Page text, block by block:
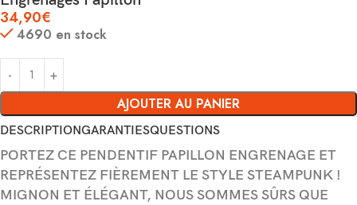
34,90€
4690 en stock
AJOUTER AU PANIER
DESCRIPTIONGARANTIESQUESTIONS
PORTEZ CE PENDENTIF PAPILLON ENGRENAGE ET
REPRÉSENTEZ FIÈREMENT LE STYLE STEAMPUNK !
MIGNON ET ÉLÉGANT, NOUS SOMMES SÛRS QUE